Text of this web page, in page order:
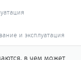
и эксплуатация